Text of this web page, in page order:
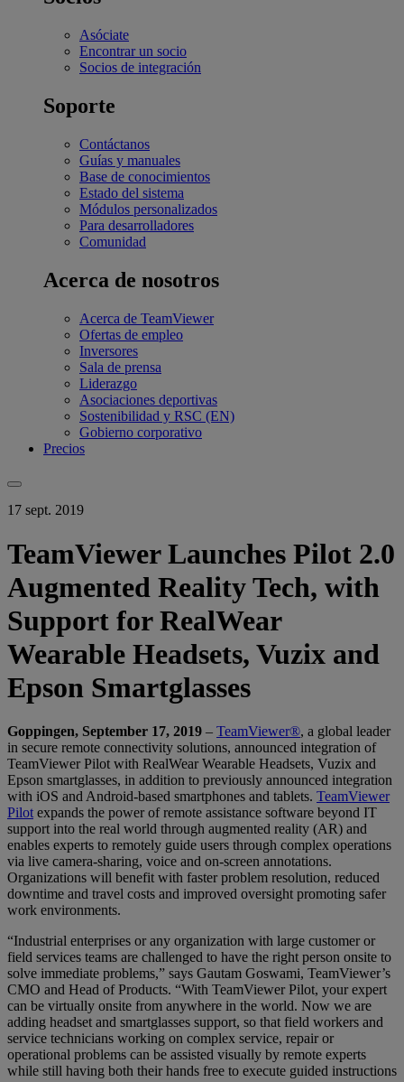
Asóciate
Encontrar un socio
Socios de integración
Soporte
Contáctanos
Guías y manuales
Base de conocimientos
Estado del sistema
Módulos personalizados
Para desarrolladores
Comunidad
Acerca de nosotros
Acerca de TeamViewer
Ofertas de empleo
Inversores
Sala de prensa
Liderazgo
Asociaciones deportivas
Sostenibilidad y RSC (EN)
Gobierno corporativo
Precios
17 sept. 2019
TeamViewer Launches Pilot 2.0
Augmented Reality Tech, with
Support for RealWear
Wearable Headsets, Vuzix and
Epson Smartglasses
Goppingen, September 17, 2019 – TeamViewer®, a global leader
in secure remote connectivity solutions, announced integration of
TeamViewer Pilot with RealWear Wearable Headsets, Vuzix and
Epson smartglasses, in addition to previously announced integration
with iOS and Android-based smartphones and tablets. TeamViewer
Pilotexpands the power of remote assistance software beyond IT
support into the real world through augmented reality (AR) and
enables experts to remotely guide users through complex operations
via live camera-sharing, voice and on-screen annotations.
Organizations will benefit with faster problem resolution, reduced
downtime and travel costs and improved oversight promoting safer
work environments.
“Industrial enterprises or any organization with large customer or
field services teams are challenged to have the right person onsite to
solve immediate problems,” says Gautam Goswami, TeamViewer’s
CMO and Head of Products. “With TeamViewer Pilot, your expert
can be virtually onsite from anywhere in the world. Now we are
adding headset and smartglasses support, so that field workers and
service technicians working on complex service, repair or
operational problems can be assisted visually by remote experts
while still having both their hands free to execute guided instructions